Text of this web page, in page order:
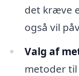
det kræve
også vil
Valg af
metoder til